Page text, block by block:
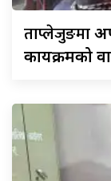
ताप्लेजुङमा
कार्यक्रमको